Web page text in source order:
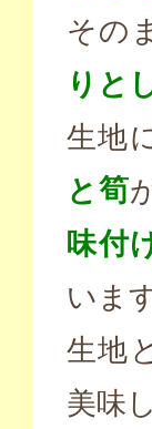
その
りと
生地
と筍
味付
いま
生地
美味